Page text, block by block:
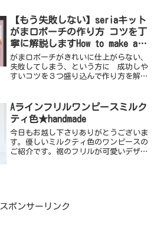
ｍつけていく裁断方法です。...
【もう失敗しない】seriaキット
がま口ポーチの作り方 コツを丁
寧に解説しますHow to make a
poach with a clasp .（Film
007）
がま口ポーチがきれいに仕上がらない、
失敗してしまう、という方に 成功しや
すいコツを３つ盛り込んで作り方を解説
が、少しでも参考になれば幸いです。ゆ
っくり丁寧に解説していま...
Aラインフリルワンピースミルク
ティ色★handmade
今日もお越し下さりありがとうございま
す。優しいミルクティ色のワンピースの
ご紹介です。裾のフリルが可愛いデザイ
スポンサーリンク